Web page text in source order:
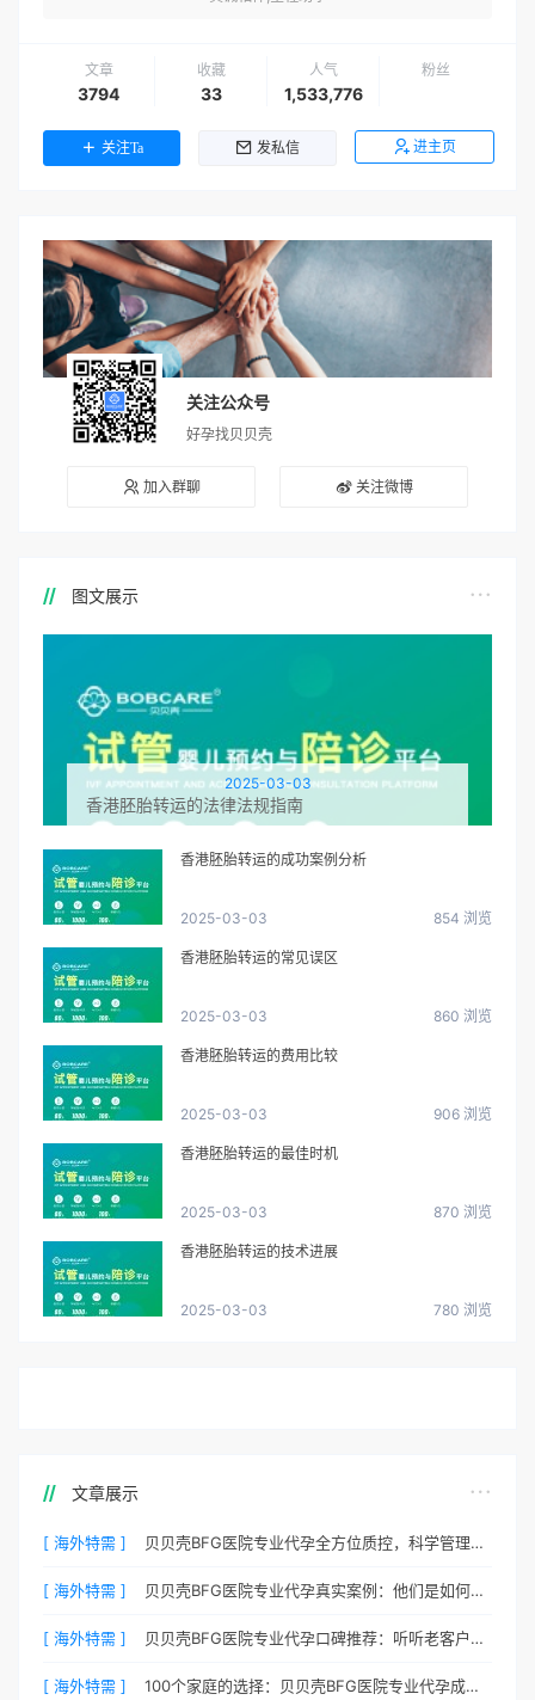
文章
3794
收藏
33
人气
1,533,776
粉丝
关注Ta 发私信 进主页
关注公众号
好孕找贝贝壳
加入群聊 关注微博
图文展示
2025-03-03
香港胚胎转运的法律法规指南
香港胚胎转运的成功案例分析
2025-03-03 854 浏览
香港胚胎转运的常见误区
2025-03-03 860 浏览
香港胚胎转运的费用比较
2025-03-03 906 浏览
香港胚胎转运的最佳时机
2025-03-03 870 浏览
香港胚胎转运的技术进展
2025-03-03 780 浏览
文章展示
[ 海外特需 ] 贝贝壳BFG医院专业代孕全方位质控，科学管理生育每一步
[ 海外特需 ] 贝贝壳BFG医院专业代孕真实案例：他们是如何在这里圆梦的
[ 海外特需 ] 贝贝壳BFG医院专业代孕口碑推荐：听听老客户的真实评价
[ 海外特需 ] 100个家庭的选择：贝贝壳BFG医院专业代孕成功案例分享